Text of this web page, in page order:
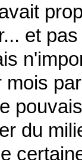
et
du